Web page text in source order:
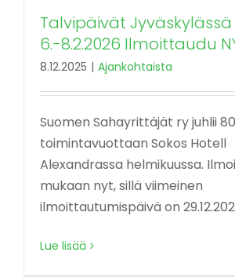
Talvipäivät Jyväskylässä
6.-8.2.2026 Ilmoittaudu
8.12.2025 | Ajankohtaista
Suomen Sahayrittäjät ry juhlii 80
toimintavuottaan Sokos Hotell
Alexandrassa helmikuussa.
mukaan nyt, sillä viimeinen
ilmoittautumispäivä on
Lue lisää